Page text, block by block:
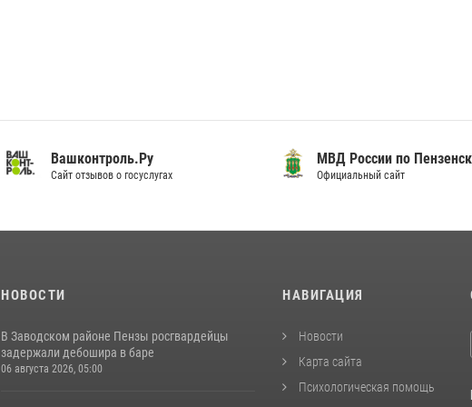
Вашконтроль.Ру
Сайт отзывов о госуслугах
МВД России по
Официальный сайт
НОВОСТИ
В Заводском районе Пензы росгвардейцы
задержали дебошира в баре
06 августа 2026, 05:00
НАВИГАЦИЯ
Новости
Карта сайта
Психологическая помощь